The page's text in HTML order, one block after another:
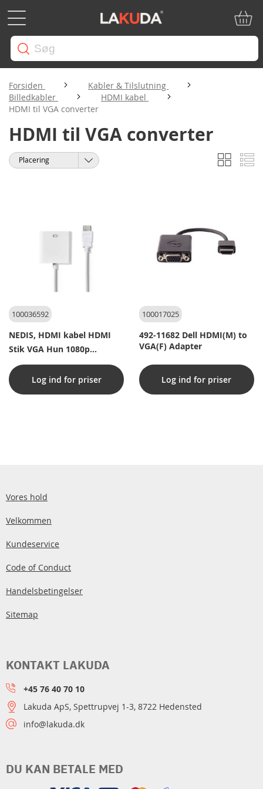
Forsiden
Kabler & Tilslutning
Billedkabler
HDMI kabel
HDMI til VGA converter
HDMI til VGA converter
Vis
som
Gitter
Sorter
100036592
NEDIS, HDMI kabel HDMI
Stik VGA Hun 1080p
Log ind for priser
100017025
492-11682 Dell HDMI(M) to
VGA(F) Adapter
Log ind for priser
Vores hold
Velkommen
Kundeservice
Code of Conduct
Handelsbetingelser
Sitemap
DU KAN BETALE MED
KONTAKT LAKUDA
+45 76 40 70 10
Lakuda ApS, Spettrupvej 1-3, 8722 Hedensted
info@lakuda.dk